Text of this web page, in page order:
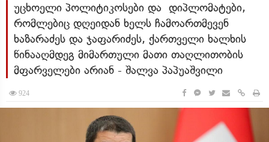
უცხოელი პოლიტიკოსები და დიპლომატები,
რომლებიც დღეიდან ხელს ჩამოართმევენ
ხაზარაძეს და ჯაფარიძეს, ქართველი ხალხის
წინააღმდეგ მიმართული მათი თაღლითობის
მფარველები არიან - შალვა პაპუაშვილი
924